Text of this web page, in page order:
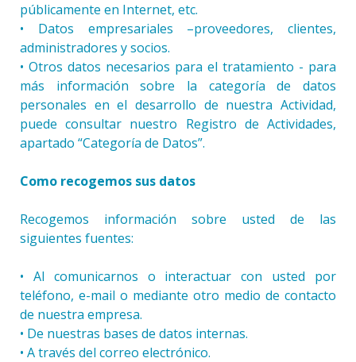
públicamente en Internet, etc.
• Datos empresariales –proveedores, clientes,
administradores y socios.
• Otros datos necesarios para el tratamiento - para
más información sobre la categoría de datos
personales en el desarrollo de nuestra Actividad,
puede consultar nuestro Registro de Actividades,
apartado “Categoría de Datos”.
Como recogemos sus datos
Recogemos información sobre usted de las
siguientes fuentes:
• Al comunicarnos o interactuar con usted por
teléfono, e-mail o mediante otro medio de contacto
de nuestra empresa.
• De nuestras bases de datos internas.
• A través del correo electrónico.